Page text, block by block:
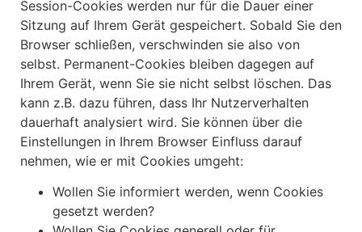
Session-Cookies werden nur für die Dauer einer
Sitzung auf Ihrem Gerät gespeichert. Sobald Sie den
Browser schließen, verschwinden sie also von
selbst. Permanent-Cookies bleiben dagegen auf
Ihrem Gerät, wenn Sie sie nicht selbst löschen. Das
kann z.B. dazu führen, dass Ihr Nutzerverhalten
dauerhaft analysiert wird. Sie können über die
Einstellungen in Ihrem Browser Einfluss darauf
nehmen, wie er mit Cookies umgeht:
Wollen Sie informiert werden, wenn Cookies
gesetzt werden?